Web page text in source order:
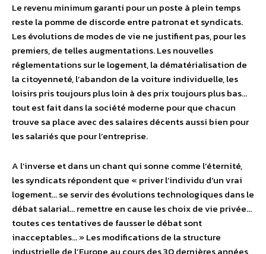
Le revenu minimum garanti pour un poste à plein temps
reste la pomme de discorde entre patronat et syndicats.
Les évolutions de modes de vie ne justifient pas, pour les
premiers, de telles augmentations. Les nouvelles
réglementations sur le logement, la dématérialisation de
la citoyenneté, l’abandon de la voiture individuelle, les
loisirs pris toujours plus loin à des prix toujours plus bas…
tout est fait dans la société moderne pour que chacun
trouve sa place avec des salaires décents aussi bien pour
les salariés que pour l’entreprise.
A l’inverse et dans un chant qui sonne comme l’éternité,
les syndicats répondent que « priver l’individu d’un vrai
logement… se servir des évolutions technologiques dans le
débat salarial… remettre en cause les choix de vie privée…
toutes ces tentatives de fausser le débat sont
inacceptables… » Les modifications de la structure